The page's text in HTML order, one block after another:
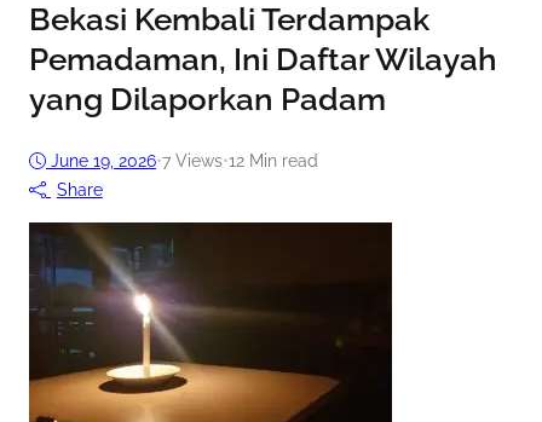
Bekasi Kembali Terdampak
Pemadaman, Ini Daftar Wilayah
yang Dilaporkan Padam
June 19, 2026•7 Views•12 Min read
Share